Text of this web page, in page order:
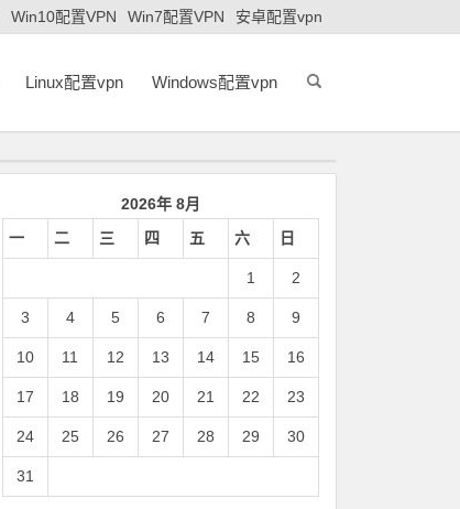
Win10配置VPN Win7配置VPN 安卓配置vpn
Linux配置vpn Windows配置vpn
2026年 8月
一
二 三 四 五 六 日
1 2
3 4 5 6 7 8 9
10 11 12 13 14 15 16
17 18 19 20 21 22 23
24 25 26 27 28 29 30
31